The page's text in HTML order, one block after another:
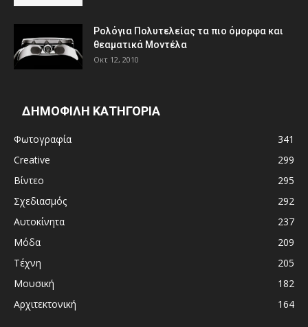
Ρολόγια Πολυτελείας τα πιο όμορφα και
θεαματικά Μοντέλα
Οκτ 12, 2010
ΔΗΜΟΦΙΛΗ ΚΑΤΗΓΟΡΙΑ
Φωτογραφία
341
Creative
299
Βίντεο
295
Σχεδιασμός
292
Αυτοκίνητα
237
Μόδα
209
Τέχνη
205
Μουσική
182
Αρχιτεκτονική
164